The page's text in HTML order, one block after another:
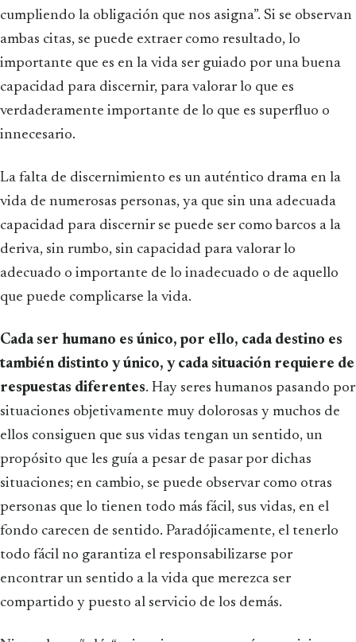
cumpliendo la obligación que nos asigna”. Si se observan
ambas citas, se puede extraer como resultado, lo
importante que es en la vida ser guiado por una buena
capacidad para discernir, para valorar lo que es
verdaderamente importante de lo que es superfluo o
innecesario.
La falta de discernimiento es un auténtico drama en la
vida de numerosas personas, ya que sin una adecuada
capacidad para discernir se puede ser como barcos a la
deriva, sin rumbo, sin capacidad para valorar lo
adecuado o importante de lo inadecuado o de aquello
que puede complicarse la vida.
Cada ser humano es único, por ello, cada destino es
también distinto y único, y cada situación requiere de
respuestas diferentes. Hay seres humanos pasando por
situaciones objetivamente muy dolorosas y muchos de
ellos consiguen que sus vidas tengan un sentido, un
propósito que les guía a pesar de pasar por dichas
situaciones; en cambio, se puede observar como otras
personas que lo tienen todo más fácil, sus vidas, en el
fondo carecen de sentido. Paradójicamente, el tenerlo
todo fácil no garantiza el responsabilizarse por
encontrar un sentido a la vida que merezca ser
compartido y puesto al servicio de los demás.